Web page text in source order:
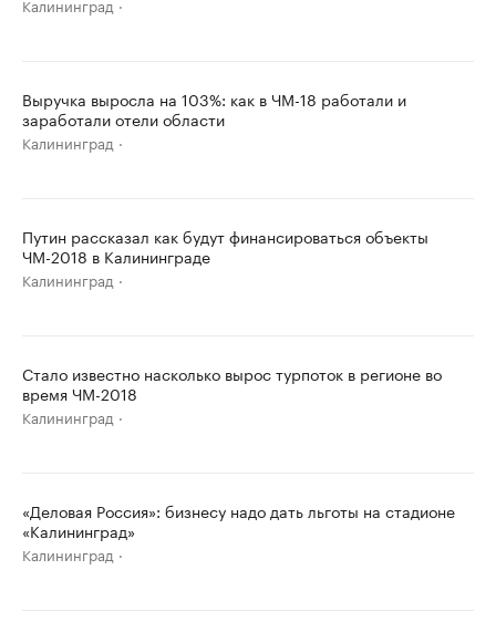
Калининград
Выручка выросла на 103%: как в ЧМ-18 работали и
заработали отели области
Калининград
Путин рассказал как будут финансироваться объекты
ЧМ-2018 в Калининграде
Калининград
Стало известно насколько вырос турпоток в регионе во
время ЧМ-2018
Калининград
«Деловая Россия»: бизнесу надо дать льготы на стадионе
«Калининград»
Калининград